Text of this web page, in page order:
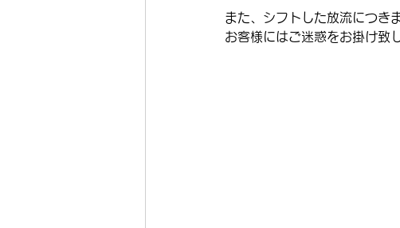
また、シフトした放流につき
お客様にはご迷惑をお掛け致